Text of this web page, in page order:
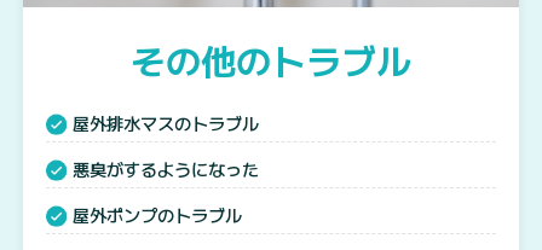
その他のトラブル
屋外排水マスのトラブル
悪臭がするようになった
屋外ポンプのトラブル